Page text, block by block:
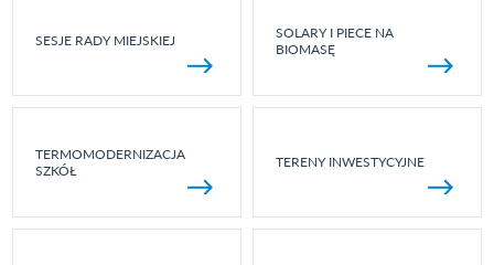
SESJE RADY MIEJSKIEJ
SOLARY I PIECE NA
BIOMASĘ
TERMOMODERNIZACJA
SZKÓŁ
TERENY INWESTYCYJNE